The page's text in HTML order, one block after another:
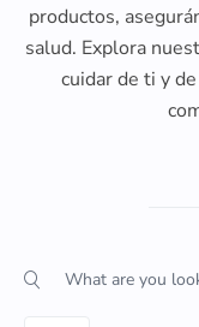
productos,
salud. Explora
cuidar de ti y